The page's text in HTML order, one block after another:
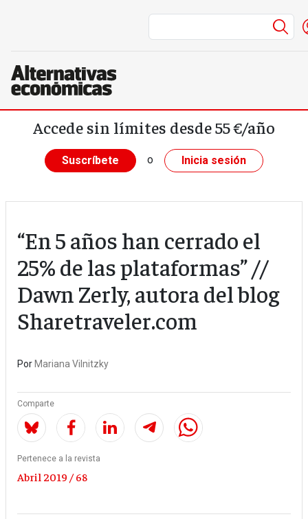
Pasar al contenido principal
Accede sin límites desde 55 €/año
Suscríbete o Inicia sesión
“En 5 años han cerrado el
25% de las plataformas” //
Dawn Zerly, autora del blog
Sharetraveler.com
Por Mariana Vilnitzky
Comparte
Pertenece a la revista
Abril 2019 / 68